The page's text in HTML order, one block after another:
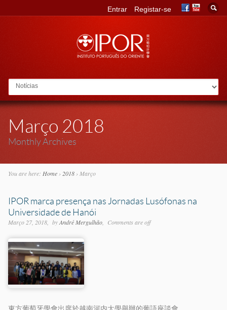
Go to:
Entrar Registar-se
Março 2018
Monthly Archives
You are here: Home› 2018› Março
IPOR marca presença nas Jornadas Lusófonas na
Universidade de Hanói
Março 27, 2018 byAndré Mergulhão Comments are off